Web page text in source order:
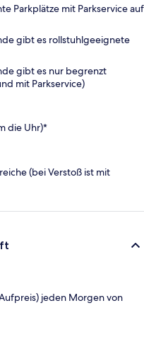
Parkplätze mit Parkservice auf
gibt es rollstuhlgeeignete
gibt es nur begrenzt
mit Parkservice)
die Uhr)*
(bei Verstoß ist mit
jeden Morgen von